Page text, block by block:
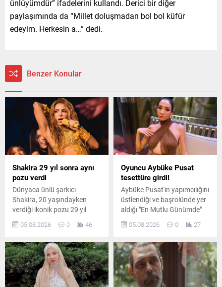
ünlüyümdür” ifadelerini kullandı. Derici bir diğer
paylaşımında da “Millet doluşmadan bol bol küfür
edeyim. Herkesin a…” dedi.
Benzer Konular
Shakira 29 yıl sonra aynı
pozu verdi
Dünyaca ünlü şarkıcı
Shakira, 20 yaşındayken
verdiği ikonik pozu 29 yıl
sonra yeniden canlandırdı.
Ünlü sanatçının paylaşımı
büyük ilgi gördü.
05.08.2026 0 46
Oyuncu Aybüke Pusat
tesettüre girdi!
Aybüke Pusat'ın yapımcılığını
üstlendiği ve başrolünde yer
aldığı "En Mutlu Günümde"
filminden ilk kareler
paylaşıldı. Oyuncunun
kullandığı yeni görünüm
dikkat çekti.
05.08.2026 0 27